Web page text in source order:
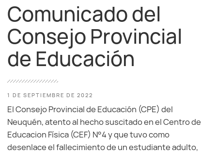
Comunicado del
Consejo Provincial
de Educación
1 DE SEPTIEMBRE DE 2022
El Consejo Provincial de Educación (CPE) del
Neuquén, atento al hecho suscitado en el Centro de
Educacion Física (CEF) N°4 y que tuvo como
desenlace el fallecimiento de un estudiante adulto,